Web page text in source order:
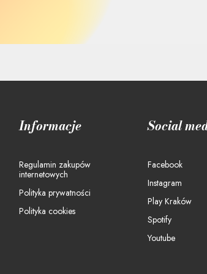
Informacje
Regulamin zakupów
internetowych
Polityka prywatności
Polityka cookies
Social
Facebook
Instagram
Play Kraków
Spotify
Youtube